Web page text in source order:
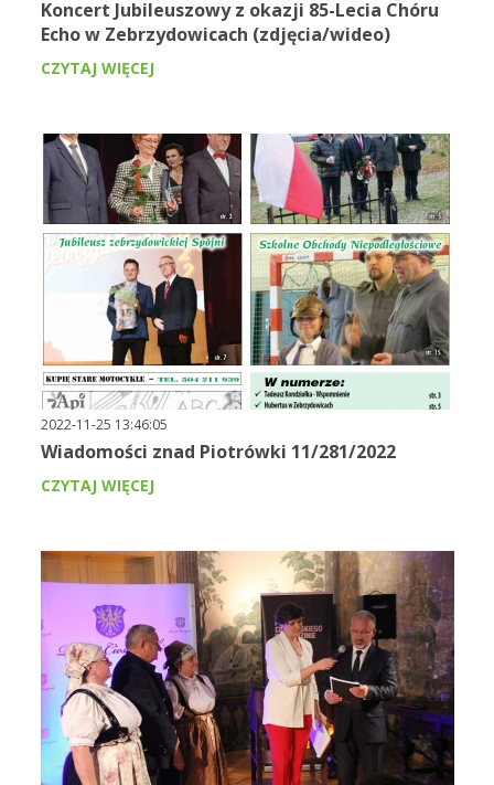
Koncert Jubileuszowy z okazji 85-Lecia Chóru
Echo w Zebrzydowicach (zdjęcia/wideo)
CZYTAJ WIĘCEJ
2022-11-25 13:46:05
Wiadomości znad Piotrówki 11/281/2022
CZYTAJ WIĘCEJ